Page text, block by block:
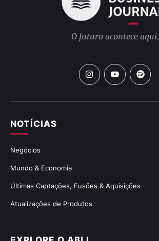
NOTÍCIAS
Negócios
Mundo & Economia
Últimas Captações, Fusões & Aquisições
Atualizações de Produtos
O futuro acontece aqui.